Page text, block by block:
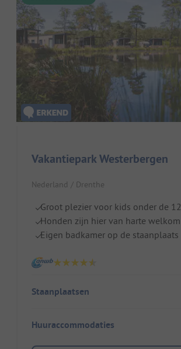
Vakantiepark Westerbergen
Nederland / Drenthe
Groot plezier voor kids onder de 12
Honden zijn hier van harte welkom
Eigen badkamer op de staanplaats
Staanplaatsen
Huuraccommodaties